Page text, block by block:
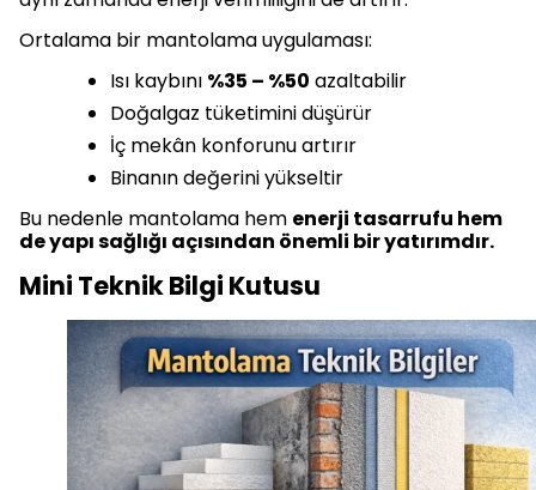
Ortalama bir mantolama uygulaması:
Isı kaybını %35 – %50 azaltabilir
Doğalgaz tüketimini düşürür
İç mekân konforunu artırır
Binanın değerini yükseltir
Bu nedenle mantolama hem enerji tasarrufu hem
de yapı sağlığı açısından önemli bir yatırımdır.
Mini Teknik Bilgi Kutusu